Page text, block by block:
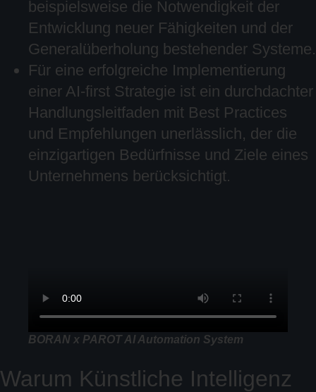
beispielsweise die Notwendigkeit der
Entwicklung neuer Fähigkeiten und der
Generalüberholung bestehender Systeme.
Für eine erfolgreiche Implementierung
einer AI-first Strategie ist ein durchdachter
Handlungsleitfaden mit Best Practices
und Empfehlungen unerlässlich, der die
einzigartigen Bedürfnisse und Ziele eines
Unternehmens berücksichtigt.
BORAN x PAROT AI Automation System
Warum Künstliche Intelligenz